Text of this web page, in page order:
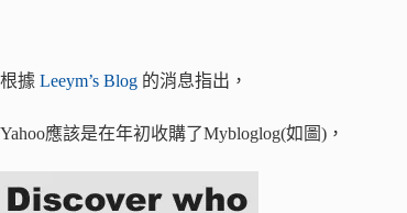
根據 Leeym’s Blog 的消息指出，
Yahoo應該是在年初收購了Mybloglog(如圖)，